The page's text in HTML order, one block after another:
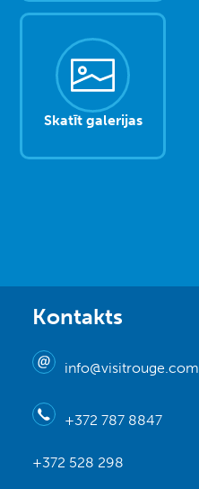
Skatīt galerijas
Kontakts
info@visitrouge.com
+372 787 8847
+372 528 298